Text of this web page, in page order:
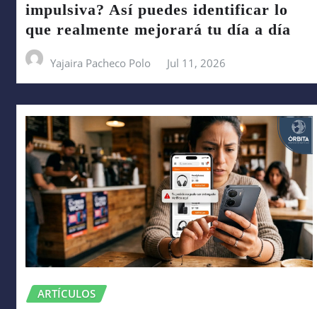
impulsiva? Así puedes identificar lo
que realmente mejorará tu día a día
Yajaira Pacheco Polo Jul 11, 2026
ARTÍCULOS